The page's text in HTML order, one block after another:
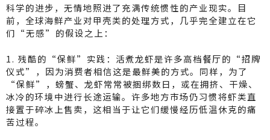
科学的进步，无情地照进了充满传统惯性的产业现实。目
前，全球海鲜产业对甲壳类的处理方式，几乎完全建立在它
们“无感”的假设之上：
1. 残酷的“保鲜”实践：活煮龙虾是许多高档餐厅的“招牌
仪式”，因为消费者相信这是最鲜美的方式。同样，为了
“保鲜”，螃蟹、龙虾常常被捆绑数日，或在拥挤、干燥、
冰冷的环境中进行长途运输。许多地方市场仍习惯将虾类直
接置于碎冰上售卖，这相当于让它们缓慢经历低温休克的痛
苦过程。